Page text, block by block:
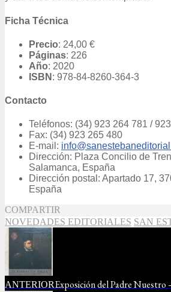
Ficha Técnica
Precio: 24,00 €
Páginas: 226
Año: 2020
ISBN : 978-84-8260-364-3
Contacto
Teléfonos: (34) 923 264 781 /
Fax: (34) 923 265 480
E-mail:
Dirección: Plaza Concilio de
Salamanca, España
Dirección postal: Apartado 17,
España
COMPARTIR
NOVEDADES EDITORIALES SAN
ANTERIORExposición del Padre Nuestro